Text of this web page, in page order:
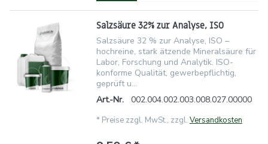
Salzsäure 32% zur Analyse, ISO
Salzsäure 32 % zur Analyse, ISO –
hochreine, stark ätzende Mineralsäure für
Labor, Forschung und Analytik. ISO-
konforme Qualität, gewerbepflichtig,
geprüft u...
Art.-Nr.
002.004.002.003.008.027.00000
* Preise zzgl. MwSt., zzgl. Versandkosten